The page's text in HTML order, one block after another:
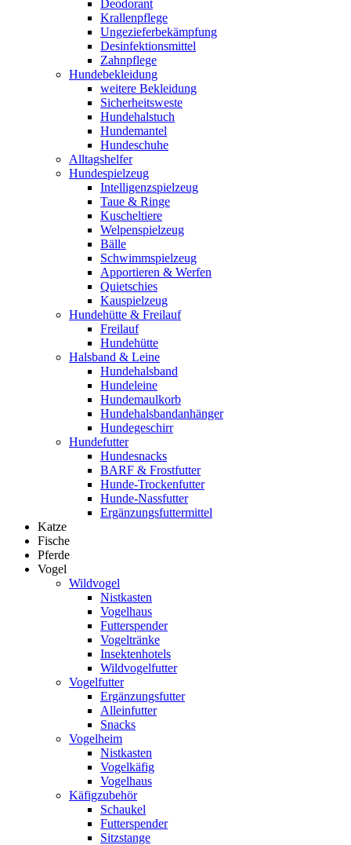
Deodorant
Krallenpflege
Ungezieferbekämpfung
Desinfektionsmittel
Zahnpflege
Hundebekleidung
weitere Bekleidung
Sicherheitsweste
Hundehalstuch
Hundemantel
Hundeschuhe
Alltagshelfer
Hundespielzeug
Intelligenzspielzeug
Taue & Ringe
Kuscheltiere
Welpenspielzeug
Bälle
Schwimmspielzeug
Apportieren & Werfen
Quietschies
Kauspielzeug
Hundehütte & Freilauf
Freilauf
Hundehütte
Halsband & Leine
Hundehalsband
Hundeleine
Hundemaulkorb
Hundehalsbandanhänger
Hundegeschirr
Hundefutter
Hundesnacks
BARF & Frostfutter
Hunde-Trockenfutter
Hunde-Nassfutter
Ergänzungsfuttermittel
Katze
Fische
Pferde
Vogel
Wildvogel
Nistkasten
Vogelhaus
Futterspender
Vogeltränke
Insektenhotels
Wildvogelfutter
Vogelfutter
Ergänzungsfutter
Alleinfutter
Snacks
Vogelheim
Nistkasten
Vogelkäfig
Vogelhaus
Käfigzubehör
Schaukel
Futterspender
Sitzstange